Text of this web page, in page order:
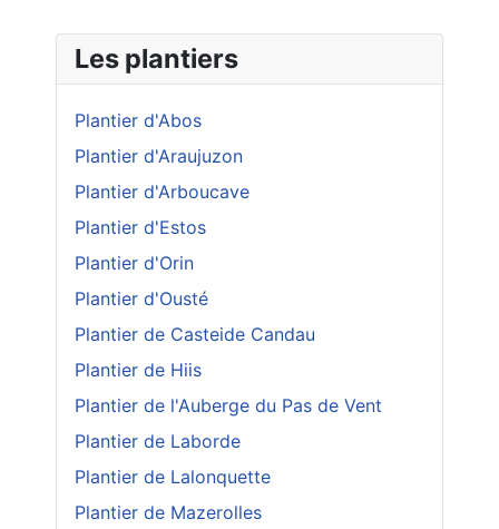
Les plantiers
Plantier d'Abos
Plantier d'Araujuzon
Plantier d'Arboucave
Plantier d'Estos
Plantier d'Orin
Plantier d'Ousté
Plantier de Casteide Candau
Plantier de Hiis
Plantier de l'Auberge du Pas de Vent
Plantier de Laborde
Plantier de Lalonquette
Plantier de Mazerolles